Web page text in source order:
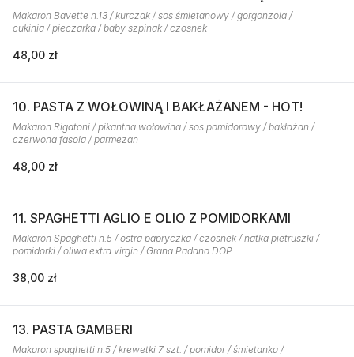
Makaron Bavette n.13 / kurczak / sos śmietanowy / gorgonzola /
cukinia / pieczarka / baby szpinak / czosnek
48,00 zł
10. PASTA Z WOŁOWINĄ I BAKŁAŻANEM - HOT!
Makaron Rigatoni / pikantna wołowina / sos pomidorowy / bakłażan /
czerwona fasola / parmezan
48,00 zł
11. SPAGHETTI AGLIO E OLIO Z POMIDORKAMI
Makaron Spaghetti n.5 / ostra papryczka / czosnek / natka pietruszki /
pomidorki / oliwa extra virgin / Grana Padano DOP
38,00 zł
13. PASTA GAMBERI
Makaron spaghetti n.5 / krewetki 7 szt. / pomidor / śmietanka /